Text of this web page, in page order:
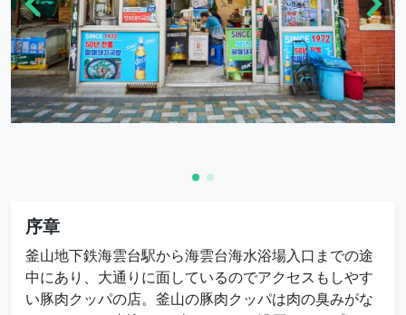
序章
釜山地下鉄海雲台駅から海雲台海水浴場入口までの途
中にあり、大通りに面しているのでアクセスもしやす
い豚肉クッパの店。釜山の豚肉クッパは肉の臭みがな